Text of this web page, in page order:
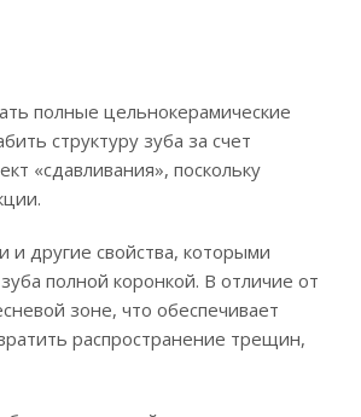
полные цельнокерамические
структуру зуба за счет
«сдавливания», поскольку
и другие свойства, которыми
полной коронкой. В отличие от
зоне, что обеспечивает
распространение трещин,